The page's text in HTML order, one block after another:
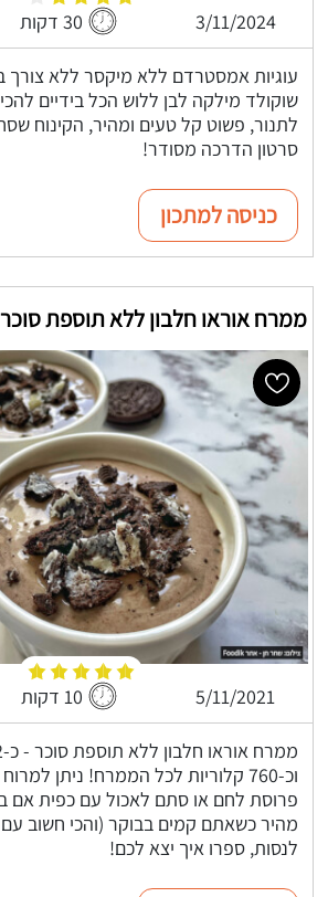
3/11/2024 30 דקות
עוגיות אמסטרדם ללא מיקסר ללא צורך
שוקולד מילקה לבן ללוש הכל בידיים
לתנור, פשוט קל טעים ומהיר, הקינוח
סרטון הדרכה מסודר!
כניסה למתכון
ממרח אוראו חלבון ללא תוספת סוכר
5/11/2021 10 דקות
וכ-760 קלוריות לכל הממרח! ניתן
פרוסת לחם או סתם לאכול עם כפית אם
מהיר כשאתם קמים בבוקר (והכי חשוב עם
לנסות, ספרו איך יצא לכם!